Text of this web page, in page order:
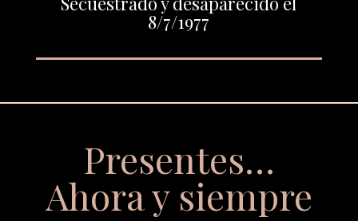
8/7/1977
Presentes…
Ahora y siempre